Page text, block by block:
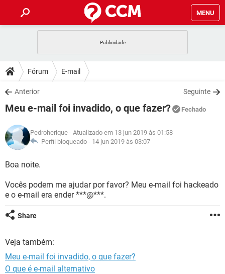
MENU
CELULAR
OUTLOOK
INSTAGRAM GMAIL
GUIA DE COMPRAS
DICAS
JOGOS
INSTAGRAM GMAIL
GUIA DE COMPRAS
DOWNLOADS
JOGOS WHATSAPP
CELULAR
OUTLOOK EXCEL
INSTAGRAM
JOGOS WHATSAPP
CELULAR
OUTLOOK
INSTAGRAM GMAIL
GLOSSÁRIO
OUTLOOK
INSTAGRAM
Fórum E-mail
Anterior Seguinte
Meu e-mail foi invadido, o que fazer? Fechado
Pedroherique - Atualizado em 13 jun 2019 às 01:58
Perfil bloqueado - 14 jun 2019 às 03:07
Boa noite.
Vocês podem me ajudar por favor? Meu e-mail foi hackeado
e o e-mail era ender ***@***.
Share
Veja também:
Meu e-mail foi invadido, o que fazer?
O que é e-mail alternativo